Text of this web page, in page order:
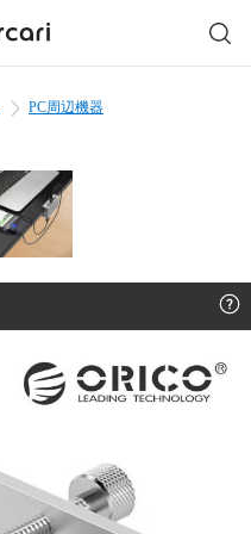
PC周辺機器